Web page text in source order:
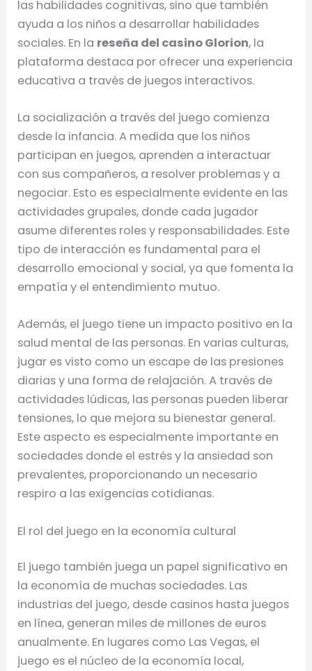
las habilidades cognitivas, sino que también
ayuda a los niños a desarrollar habilidades
sociales. En la reseña del casino Glorion, la
plataforma destaca por ofrecer una experiencia
educativa a través de juegos interactivos.
La socialización a través del juego comienza
desde la infancia. A medida que los niños
participan en juegos, aprenden a interactuar
con sus compañeros, a resolver problemas y a
negociar. Esto es especialmente evidente en las
actividades grupales, donde cada jugador
asume diferentes roles y responsabilidades. Este
tipo de interacción es fundamental para el
desarrollo emocional y social, ya que fomenta la
empatía y el entendimiento mutuo.
Además, el juego tiene un impacto positivo en la
salud mental de las personas. En varias culturas,
jugar es visto como un escape de las presiones
diarias y una forma de relajación. A través de
actividades lúdicas, las personas pueden liberar
tensiones, lo que mejora su bienestar general.
Este aspecto es especialmente importante en
sociedades donde el estrés y la ansiedad son
prevalentes, proporcionando un necesario
respiro a las exigencias cotidianas.
El rol del juego en la economía cultural
El juego también juega un papel significativo en
la economía de muchas sociedades. Las
industrias del juego, desde casinos hasta juegos
en línea, generan miles de millones de euros
anualmente. En lugares como Las Vegas, el
juego es el núcleo de la economía local,